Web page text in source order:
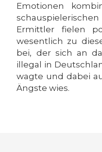
Emotionen
Ermittler fielen
wesentlich zu
bei, der sich an
illegal in
wagte und dabei
Ängste wies.